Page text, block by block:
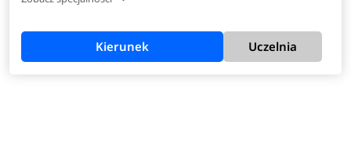
Kierunek Uczelnia